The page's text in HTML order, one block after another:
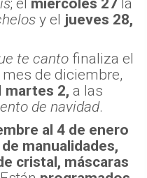
y el jueves 28,
te canto finaliza el
de diciembre,
martes 2, a las
de navidad.
al 4 de enero
manualidades,
cristal, máscaras